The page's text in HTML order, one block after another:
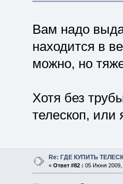
Вам надо
находится в
можно, но
Хотя без
телескоп, или
Re: ГДЕ КУПИТЬ
« Ответ #82 : 05 Июня 2009,